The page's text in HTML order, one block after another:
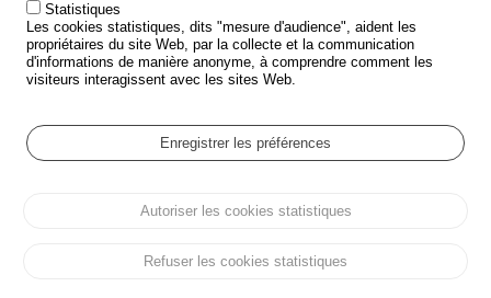
POLITIQUE DE SÉCURITÉ ROUTIÈRE
Outils
AGENDA
GLOSSAIRE
Cookie settings
Protection des données personnelles et Cookies
Statistiques
Les cookies statistiques, dits "mesure d'audience", aident les
propriétaires du site Web, par la collecte et la communication
d'informations de manière anonyme, à comprendre comment les
visiteurs interagissent avec les sites Web.
Enregistrer les préférences
Autoriser les cookies statistiques
Refuser les cookies statistiques